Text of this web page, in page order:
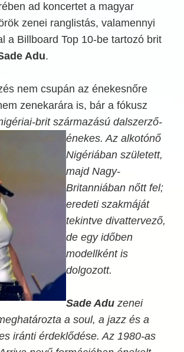
ad koncertet a magyar
zenei ranglistás, valamennyi
a Billboard Top 10-be tartozó brit
Adu.
nem csupán az énekesnőre
zenekarára is, bár a fókusz
brit származású dalszerző-
énekes. Az alkotónő
Nigériában született,
majd Nagy-
Britanniában nőtt fel;
eredeti szakmáját
tekintve divattervező,
de egy időben
modellként is
dolgozott.
Sade Adu zenei
a soul, a jazz és a
iránti érdeklődése. Az 1980-as